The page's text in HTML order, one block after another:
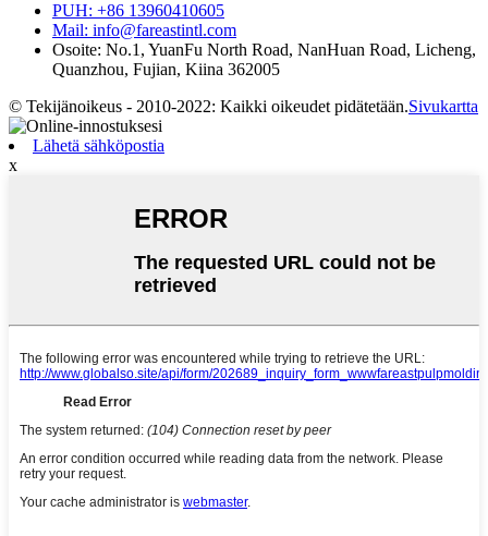
PUH: +86 13960410605
Mail: info@fareastintl.com
Osoite: No.1, YuanFu North Road, NanHuan Road, Licheng,
Quanzhou, Fujian, Kiina 362005
© Tekijänoikeus - 2010-2022: Kaikki oikeudet pidätetään.Sivukartta
Lähetä sähköpostia
x